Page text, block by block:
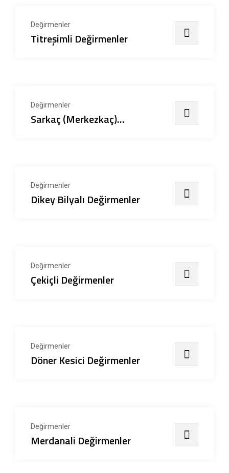
Değirmenler
Titreşimli Değirmenler
Değirmenler
Sarkaç (Merkezkaç)
Değirmenler
Dikey Bilyalı Değirmenler
Değirmenler
Çekiçli Değirmenler
Değirmenler
Döner Kesici Değirmenler
Değirmenler
Merdanali Değirmenler